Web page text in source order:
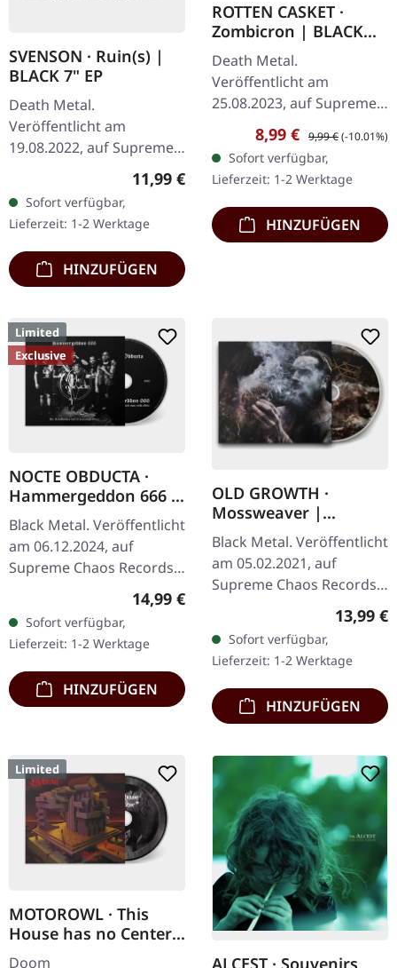
SVENSON · Ruin(s) |
BLACK 7" EP
Death Metal.
Veröffentlicht am
19.08.2022, auf Supreme
Chaos Records. Schwarze
7"-Single mit Memorial-
Etching auf der B-Seite,
limitiert auf 200…
Regulärer Preis:
11,99 €
Sofort verfügbar,
Lieferzeit: 1-2 Werktage
HINZUFÜGEN
ROTTEN CASKET ·
Zombicron | BLACK
TAPE
Death Metal.
Veröffentlicht am
25.08.2023, auf Supreme
Chaos Records. Schwarze
Musik-Kassette, 12-seitige
J-Card (!), Body komplett
bedruckt,…
Verkaufspreis:
8,99 € Regulärer Preis:
9,99 €(-10.01%)
Sofort verfügbar,
Lieferzeit: 1-2 Werktage
HINZUFÜGEN
Limited
Exclusive
NOCTE OBDUCTA ·
Hammergeddon 666 |
DIGIPAK CD
Black Metal. Veröffentlicht
am 06.12.2024, auf
Supreme Chaos Records.
Limitierte CD im DigiPak
mit 8-seitigem Booklet,
nur 250
handnummerierte…
Regulärer Preis:
14,99 €
Sofort verfügbar,
Lieferzeit: 1-2 Werktage
HINZUFÜGEN
OLD GROWTH ·
Mossweaver |
DIGIPAK CD
Black Metal. Veröffentlicht
am 05.02.2021, auf
Supreme Chaos Records.
Erstauflage im DigiPak
mit 8-seitigem Booklet.
"Mossweaver"
transformiert…
13,99 €
Sofort verfügbar,
Lieferzeit: 1-2 Werktage
HINZUFÜGEN
Limited
MOTOROWL · This
House has no Center |
DIGIPAK CD
Doom